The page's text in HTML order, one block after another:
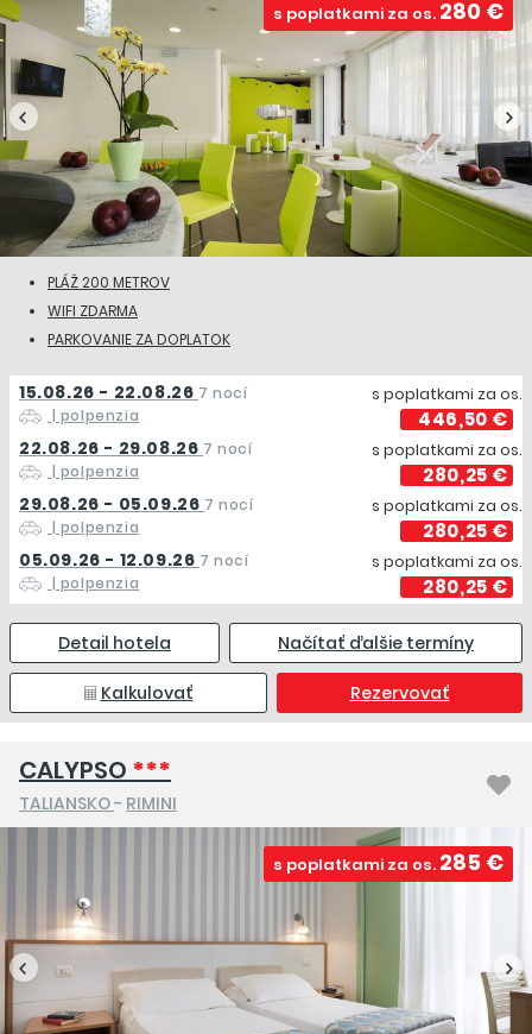
s poplatkami za os. 280 €
PLÁŽ 200 METROV
WIFI ZDARMA
PARKOVANIE ZA DOPLATOK
15.08.26 - 22.08.26 7 nocí
| polpenzia
s poplatkami za os.
446,50 €
22.08.26 - 29.08.26 7 nocí
| polpenzia
s poplatkami za os.
280,25 €
29.08.26 - 05.09.26 7 nocí
| polpenzia
s poplatkami za os.
280,25 €
05.09.26 - 12.09.26 7 nocí
| polpenzia
s poplatkami za os.
280,25 €
Detail hotela Načítať ďalšie termíny
Kalkulovať Rezervovať
CALYPSO ***
TALIANSKO- RIMINI
s poplatkami za os. 285 €